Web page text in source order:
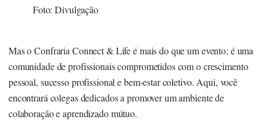
Foto: Divulgação
Mas o Confraria Connect & Life é mais do que um evento; é uma
comunidade de profissionais comprometidos com o crescimento
pessoal, sucesso profissional e bem-estar coletivo. Aqui, você
encontrará colegas dedicados a promover um ambiente de
colaboração e aprendizado mútuo.